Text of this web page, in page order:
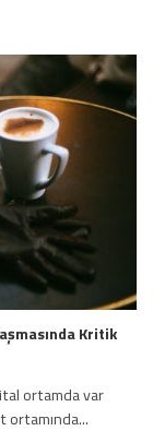
Kritik
ortamda var
ortamında...